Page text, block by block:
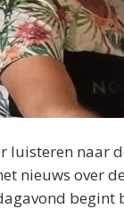
naar
nieuws over
begint